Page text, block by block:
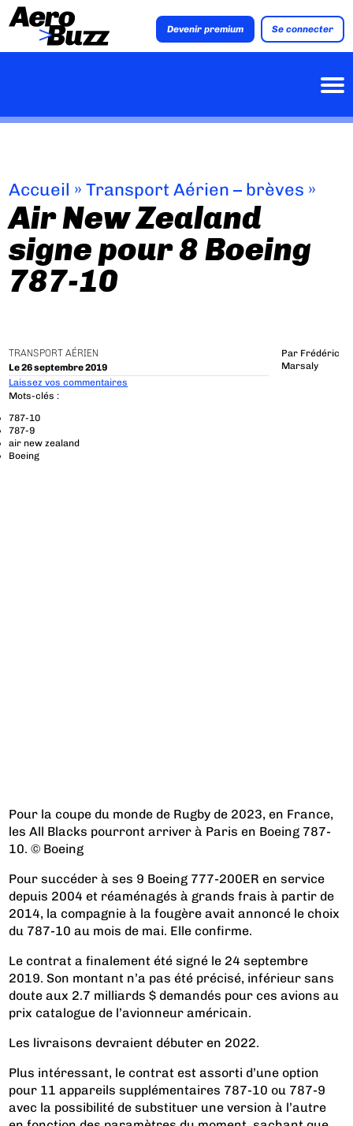
Devenir premium Se connecter
Accueil »Transport Aérien – brèves »
Air New Zealand
signe pour 8 Boeing
787-10
TRANSPORT AÉRIEN
Le 26 septembre 2019
Par Frédéric
Marsaly
Laissez vos commentaires
Mots-clés :
787-10
787-9
air new zealand
Boeing
Pour la coupe du monde de Rugby de 2023, en France,
les All Blacks pourront arriver à Paris en Boeing 787-
10. © Boeing
Pour succéder à ses 9 Boeing 777-200ER en service
depuis 2004 et réaménagés à grands frais à partir de
2014, la compagnie à la fougère avait annoncé le choix
du 787-10 au mois de mai. Elle confirme.
Le contrat a finalement été signé le 24 septembre
2019. Son montant n’a pas été précisé, inférieur sans
doute aux 2.7 milliards $ demandés pour ces avions au
prix catalogue de l’avionneur américain.
Les livraisons devraient débuter en 2022.
Plus intéressant, le contrat est assorti d’une option
pour 11 appareils supplémentaires 787-10 ou 787-9
avec la possibilité de substituer une version à l’autre